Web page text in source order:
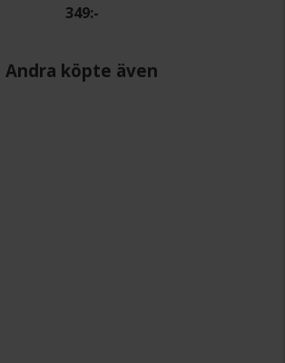
349:-
Andra köpte även